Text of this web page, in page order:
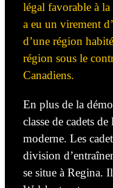
légal favorable à
a eu un virement
d’une région
région sous le
Canadiens.
En plus de la
classe de cadets
moderne. Les
division
se situe à Regina.